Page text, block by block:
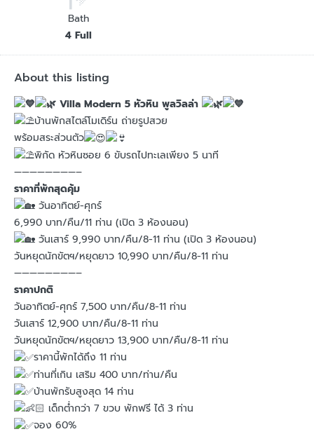
Bath
4 Full
About this listing
Villa Modern 5 หัวหิน พูลวิลล่า
บ้านพักสไตล์โมเดิร์น ถ่ายรูปสวย
พร้อมสระส่วนตัว
พิกัด หัวหินซอย 6 ขับรถไปทะเลเพียง 5 นาที
————————–
ราคาที่พักสุดคุ้ม
วันอาทิตย์-ศุกร์
6,990 บาท/คืน/11 ท่าน (เปิด 3 ห้องนอน)
วันเสาร์ 9,990 บาท/คืน/8-11 ท่าน (เปิด 3 ห้องนอน)
วันหยุดนักขัตฯ/หยุดยาว 10,990 บาท/คืน/8-11 ท่าน
————————–
ราคาปกติ
วันอาทิตย์-ศุกร์ 7,500 บาท/คืน/8-11 ท่าน
วันเสาร์ 12,900 บาท/คืน/8-11 ท่าน
วันหยุดนักขัตฯ/หยุดยาว 13,900 บาท/คืน/8-11 ท่าน
ราคานี้พักได้ถึง 11 ท่าน
ท่านที่เกิน เสริม 400 บาท/ท่าน/คืน
บ้านพักรับสูงสุด 14 ท่าน
เด็กต่ำกว่า 7 ขวบ พักฟรี ได้ 3 ท่าน
จอง 60%